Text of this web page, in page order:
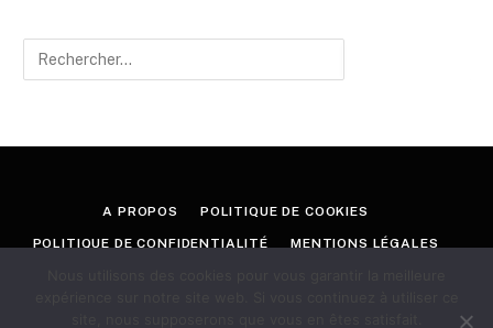
A PROPOS POLITIQUE DE COOKIES
POLITIQUE DE CONFIDENTIALITÉ MENTIONS LÉGALES